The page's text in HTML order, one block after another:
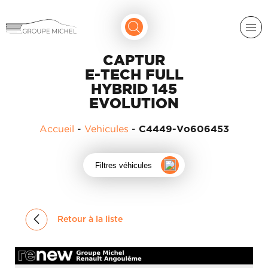
LIGIER
GROUPE
CAPTUR
E-TECH FULL
HYBRID 145
EVOLUTION
Accueil - Vehicules - C4449-Vo606453
Filtres véhicules
Retour à la liste